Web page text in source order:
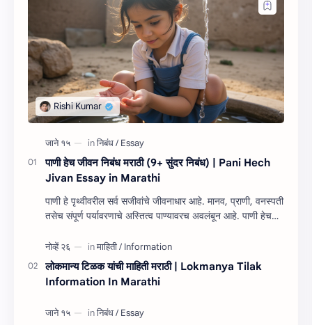
पाणी हेच जीवन निबंध मराठी (9+ सुंदर निबंध) | Pani Hech
Jivan Essay in Marathi
पाणी हे पृथ्वीवरील सर्व सजीवांचे जीवनाधार आहे. मानव, प्राणी, वनस्पती
तसेच संपूर्ण पर्यावरणाचे अस्तित्व पाण्यावरच अवलंबून आहे. पाणी हेच
लोकमान्य टिळक यांची माहिती मराठी | Lokmanya Tilak
Information In Marathi